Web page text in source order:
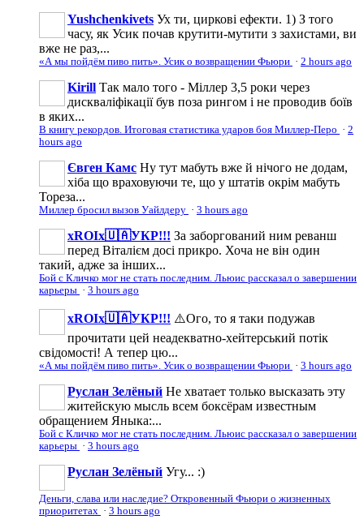
Yushchenkivets Ух ти, циркові ефекти. 1) З того
часу, як Усик почав крутити-мутити з захистами, ви
вже не раз,...
«А мы пойдём пиво пить». Усик о возвращении Фьюри · 2 hours ago
Kirill Так мало того - Міллер 3,5 роки через
дискваліфікації був поза рингом і не проводив боїв
в яких...
В книгу рекордов. Итоговая статистика ударов боя Миллер-Перо · 2
hours ago
Євген Камс Ну тут мабуть вже й нічого не додам,
хіба що враховуючи те, що у штатів окрім мабуть
Тореза...
Миллер бросил вызов Уайлдеру · 3 hours ago
xROIx🇺🇦УКР!!! За заборгований ним реванш
перед Віталієм досі прикро. Хоча не він один
такий, адже за інших...
Бой с Кличко мог не стать последним. Льюис рассказал о завершении
карьеры · 3 hours ago
xROIx🇺🇦УКР!!! ⚠️Ого, то я таки подужав
прочитати цей неадекватно-хейтерський потік
свідомості! А тепер цю...
«А мы пойдём пиво пить». Усик о возвращении Фьюри · 3 hours ago
Руслан Зелёный Не хватает только высказать эту
житейскую мысль всем боксёрам известным
обращением Яныка:...
Бой с Кличко мог не стать последним. Льюис рассказал о завершении
карьеры · 3 hours ago
Руслан Зелёный Угу... :)
Деньги, слава или наследие? Откровенный Фьюри о жизненных
приоритетах · 3 hours ago